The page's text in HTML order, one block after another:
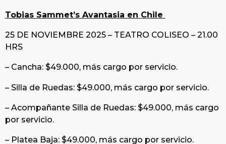
Tobias Sammet’s Avantasia en Chile
25 DE NOVIEMBRE 2025 – TEATRO COLISEO – 21.00
HRS
– Cancha: $49.000, más cargo por servicio.
– Silla de Ruedas: $49.000, más cargo por servicio.
– Acompañante Silla de Ruedas: $49.000, más cargo
por servicio.
– Platea Baja: $49.000, más cargo por servicio.